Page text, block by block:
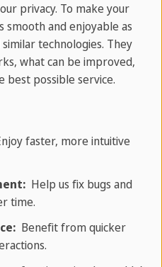
мов
найкраще зробити? У
вам, як вивчення
майбутню
privacy. To make your
smooth and enjoyable as
technologies. They
what can be improved,
best possible service.
faster, more intuitive
Help us fix bugs and
time.
Benefit from quicker